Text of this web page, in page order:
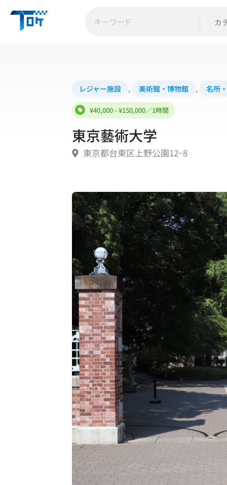
カ
レジャー施設 , 美術館・博物館 , 名所
¥40,000 - ¥150,000
東京藝術大学
東京都台東区上野公園12−8